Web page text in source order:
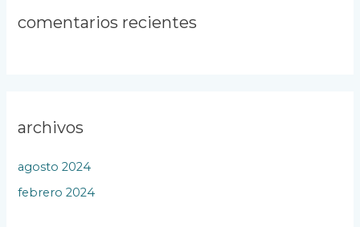
comentarios recientes
archivos
agosto 2024
febrero 2024